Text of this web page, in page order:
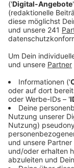
wollen sich
Anzeige
Die Kosten für
Einnahmen
aufteilen –
Viertel, sagte